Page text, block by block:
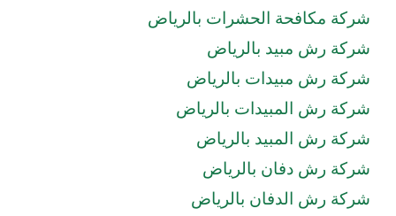
شركة مكافحة الحشرات بالرياض
شركة رش مبيد بالرياض
شركة رش مبيدات بالرياض
شركة رش المبيدات بالرياض
شركة رش المبيد بالرياض
شركة رش دفان بالرياض
شركة رش الدفان بالرياض